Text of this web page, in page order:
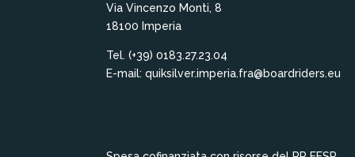
Via Vincenzo Monti, 8
18100 Imperia
Tel. (+39) 0183.27.23.04
E-mail: quiksilver.imperia.fra@boardriders.eu